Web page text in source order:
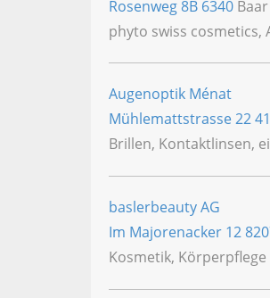
Rosenweg 8B 6340 Baar
phyto swiss cosmetics,
Augenoptik Ménat
Mühlemattstrasse 22
Brillen, Kontaktlinsen,
baslerbeauty AG
Im Majorenacker 12
Kosmetik, Körperpflege